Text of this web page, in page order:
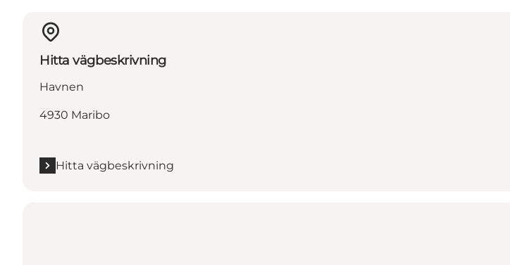
Hitta vägbeskrivning
Havnen
4930 Maribo
Hitta vägbeskrivning